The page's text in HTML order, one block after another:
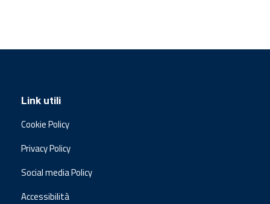
Link utili
Cookie Policy
Privacy Policy
Social media Policy
Accessibilità